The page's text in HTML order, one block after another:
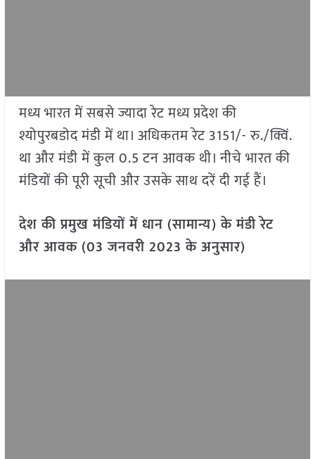
मध्य भारत में सबसे ज्यादा रेट मध्य प्रदेश की
श्योपुरबडोद मंडी में था। अधिकतम रेट 3151/- रु./क्विं.
था और मंडी में कुल 0.5 टन आवक थी। नीचे भारत की
मंडियों की पूरी सूची और उसके साथ दरें दी गई हैं।
देश की प्रमुख मंडियों में धान (सामान्य) के मंडी रेट
और आवक (03 जनवरी 2023 के अनुसार)